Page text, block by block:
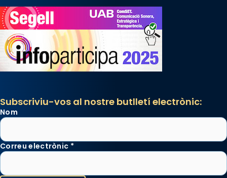
Subscriviu-vos al nostre butlletí electrònic:
Nom
Correu electrònic *